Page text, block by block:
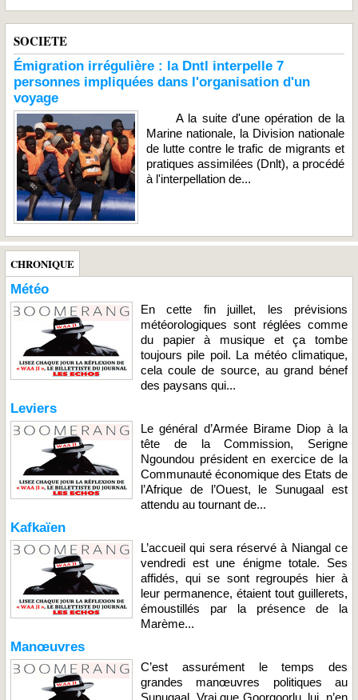
SOCIETE
Émigration irrégulière : la Dntl interpelle 7
personnes impliquées dans l'organisation d'un
voyage
A la suite d'une opération de la
Marine nationale, la Division nationale
de lutte contre le trafic de migrants et
pratiques assimilées (Dnlt), a procédé
à l'interpellation de...
CHRONIQUE
Météo
En cette fin juillet, les prévisions
météorologiques sont réglées comme
du papier à musique et ça tombe
toujours pile poil. La météo climatique,
cela coule de source, au grand bénef
des paysans qui...
Leviers
Le général d’Armée Birame Diop à la
tête de la Commission, Serigne
Ngoundou président en exercice de la
Communauté économique des Etats de
l’Afrique de l’Ouest, le Sunugaal est
attendu au tournant de...
Kafkaïen
L’accueil qui sera réservé à Niangal ce
vendredi est une énigme totale. Ses
affidés, qui se sont regroupés hier à
leur permanence, étaient tout guillerets,
émoustillés par la présence de la
Marème...
Manœuvres
C’est assurément le temps des
grandes manœuvres politiques au
Sunugaal. Vrai que Goorgoorlu, lui, n’en